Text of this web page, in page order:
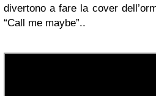
divertono a fare la cover
“Call me maybe”..